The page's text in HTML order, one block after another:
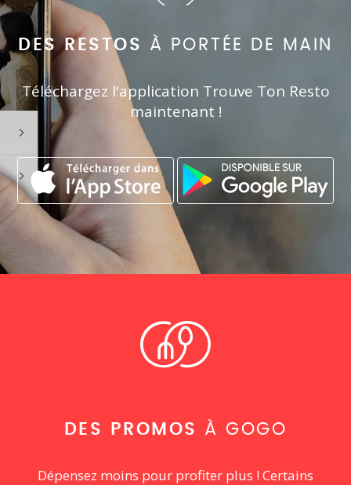
DES RESTOS À PORTÉE DE MAIN
Téléchargez l'application Trouve Ton Resto
maintenant !
DES PROMOS À GOGO
Dépensez moins pour profiter plus ! Certains